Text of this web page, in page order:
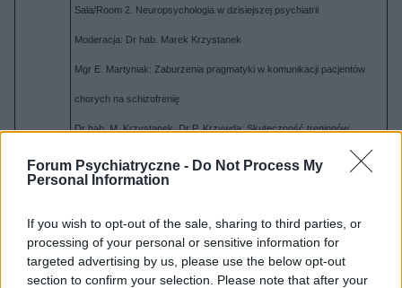
Forum Psychiatryczne - Do Not Process My
Personal Information
If you wish to opt-out of the sale, sharing to third parties, or
processing of your personal or sensitive information for
targeted advertising by us, please use the below opt-out
section to confirm your selection. Please note that after your
Sala/Room 2. Neuropsychologia w dzisiejszej psychiatrii
Moderacja: Dr hab. Marek Krzystanek
Mgr E. Martyniak: Zaburzenia pragmatyki w komunikacji pacjentów
chorych na schizofrenię
Dr hab. M. Krzystanek, Dr P. Krzywda: Skuteczność treningów
kognitywnych w leczeniu zaburzeń poznawczych w schizofrenii
Prof. A. Borkowska: Wykorzystanie treningów kognitywnych w
poprawie funkcji poznawczych osób zdrowych i w "pre MCI"
Dr hab. B.Izydorczyk: Diagnoza psychologiczna impulsywnych i
restrykcyjnych objawów a obecność traum relacyjnych i deficytów